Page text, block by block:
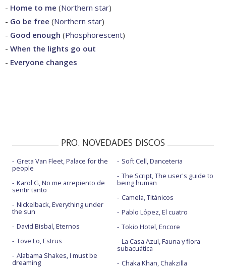
- Home to me (Northern star)
- Go be free (Northern star)
- Good enough (Phosphorescent)
- When the lights go out
- Everyone changes
PRO. NOVEDADES DISCOS
Greta Van Fleet, Palace for the
people
Karol G, No me arrepiento de
sentir tanto
Nickelback, Everything under
the sun
David Bisbal, Eternos
Tove Lo, Estrus
Alabama Shakes, I must be
dreaming
Soft Cell, Danceteria
The Script, The user's guide to
being human
Camela, Titánicos
Pablo López, El cuatro
Tokio Hotel, Encore
La Casa Azul, Fauna y flora
subacuática
Chaka Khan, Chakzilla